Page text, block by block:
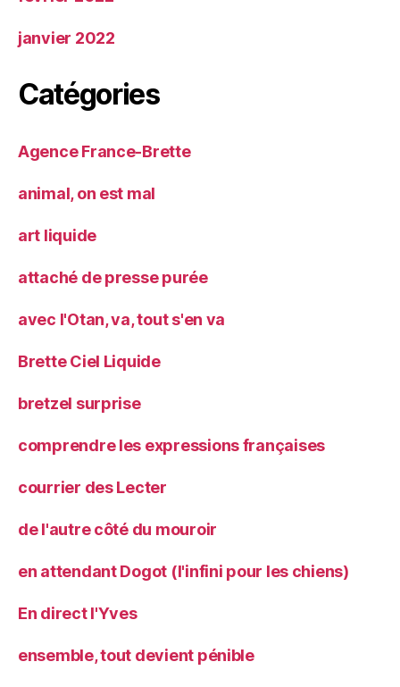
janvier 2022
Catégories
Agence France-Brette
animal, on est mal
art liquide
attaché de presse purée
avec l'Otan, va, tout s'en va
Brette Ciel Liquide
bretzel surprise
comprendre les expressions françaises
courrier des Lecter
de l'autre côté du mouroir
en attendant Dogot (l'infini pour les chiens)
En direct l'Yves
ensemble, tout devient pénible